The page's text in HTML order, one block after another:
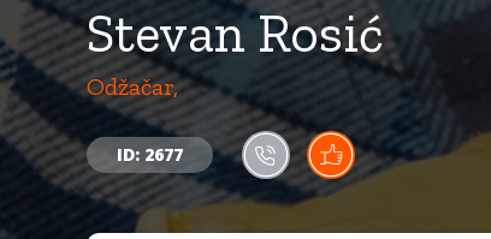
Stevan Rosić
Odžačar,
ID: 2677